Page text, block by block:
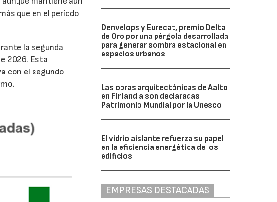
que en el período
la segunda
2026. Esta
con el segundo
Denvelops y Eurecat, premio Delta
de Oro por una pérgola desarrollada
para generar sombra estacional en
espacios urbanos
Las obras arquitectónicas de Aalto
en Finlandia son declaradas
Patrimonio Mundial por la Unesco
El vidrio aislante refuerza su papel
en la eficiencia energética de los
edificios
EMPRESAS DESTACADAS